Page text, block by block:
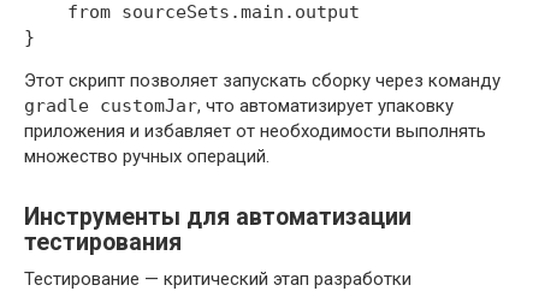
    from sourceSets.main.output
Этот скрипт позволяет запускать сборку через команду
gradle customJar, что автоматизирует упаковку
приложения и избавляет от необходимости выполнять
множество ручных операций.
Инструменты для автоматизации
тестирования
Тестирование — критический этап разработки